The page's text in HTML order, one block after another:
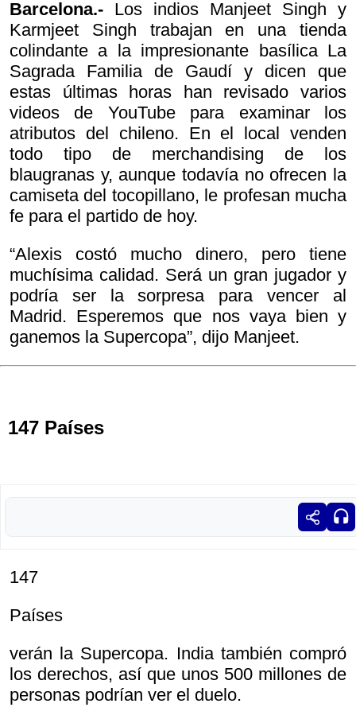
Barcelona.- Los indios Manjeet Singh y
Karmjeet Singh trabajan en una tienda
colindante a la impresionante basílica La
Sagrada Familia de Gaudí y dicen que
estas últimas horas han revisado varios
videos de YouTube para examinar los
atributos del chileno. En el local venden
todo tipo de merchandising de los
blaugranas y, aunque todavía no ofrecen la
camiseta del tocopillano, le profesan mucha
fe para el partido de hoy.
“Alexis costó mucho dinero, pero tiene
muchísima calidad. Será un gran jugador y
podría ser la sorpresa para vencer al
Madrid. Esperemos que nos vaya bien y
ganemos la Supercopa”, dijo Manjeet.
147 Países
147
Países
verán la Supercopa. India también compró
los derechos, así que unos 500 millones de
personas podrían ver el duelo.